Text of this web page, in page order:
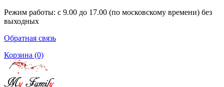
Режим работы: с 9.00 до 17.00 (по московскому времени) без
выходных
Обратная связь
Корзина (0)